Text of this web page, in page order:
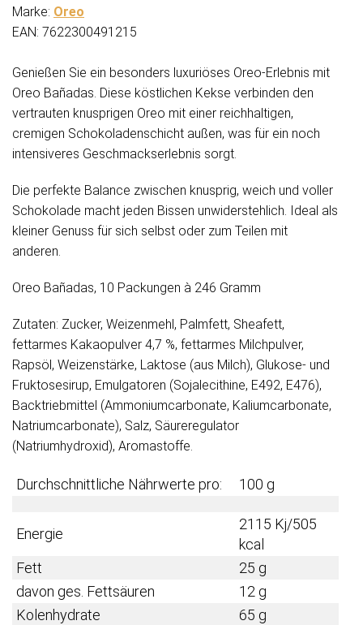
Marke: Oreo
EAN: 7622300491215
Genießen Sie ein besonders luxuriöses Oreo-Erlebnis mit
Oreo Bañadas. Diese köstlichen Kekse verbinden den
vertrauten knusprigen Oreo mit einer reichhaltigen,
cremigen Schokoladenschicht außen, was für ein noch
intensiveres Geschmackserlebnis sorgt.
Die perfekte Balance zwischen knusprig, weich und voller
Schokolade macht jeden Bissen unwiderstehlich. Ideal als
kleiner Genuss für sich selbst oder zum Teilen mit
anderen.
Oreo Bañadas, 10 Packungen à 246 Gramm
Zutaten: Zucker, Weizenmehl, Palmfett, Sheafett,
fettarmes Kakaopulver 4,7 %, fettarmes Milchpulver,
Rapsöl, Weizenstärke, Laktose (aus Milch), Glukose- und
Fruktosesirup, Emulgatoren (Sojalecithine, E492, E476),
Backtriebmittel (Ammoniumcarbonate, Kaliumcarbonate,
Natriumcarbonate), Salz, Säureregulator
(Natriumhydroxid), Aromastoffe.
Durchschnittliche Nährwerte pro: 100 g
Energie
2115 Kj/505
kcal
Fett
25 g
davon ges. Fettsäuren
12 g
Kolenhydrate
65 g